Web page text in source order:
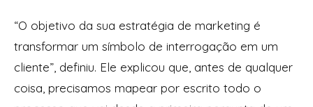
“O objetivo da sua estratégia de marketing é
transformar um símbolo de interrogação em um
cliente”, definiu. Ele explicou que, antes de qualquer
coisa, precisamos mapear por escrito todo o